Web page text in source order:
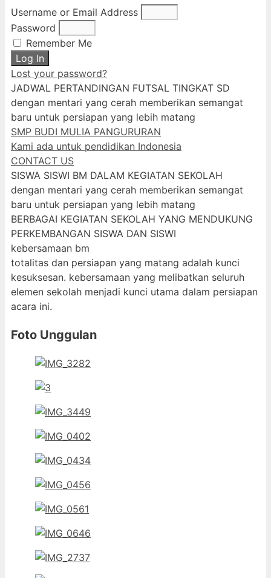
Username or Email Address
Password
Remember Me
Log In
Lost your password?
JADWAL PERTANDINGAN FUTSAL TINGKAT SD
dengan mentari yang cerah memberikan semangat
baru untuk persiapan yang lebih matang
SMP BUDI MULIA PANGURURAN
Kami ada untuk pendidikan Indonesia
CONTACT US
SISWA SISWI BM DALAM KEGIATAN SEKOLAH
dengan mentari yang cerah memberikan semangat
baru untuk persiapan yang lebih matang
BERBAGAI KEGIATAN SEKOLAH YANG MENDUKUNG
PERKEMBANGAN SISWA DAN SISWI
kebersamaan bm
totalitas dan persiapan yang matang adalah kunci
kesuksesan. kebersamaan yang melibatkan seluruh
elemen sekolah menjadi kunci utama dalam persiapan
acara ini.
Foto Unggulan